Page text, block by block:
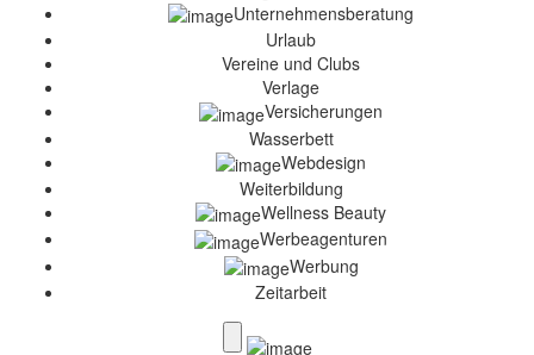
Unternehmensberatung
Urlaub
Vereine und Clubs
Verlage
Versicherungen
Wasserbett
Webdesign
Weiterbildung
Wellness Beauty
Werbeagenturen
Werbung
Zeitarbeit